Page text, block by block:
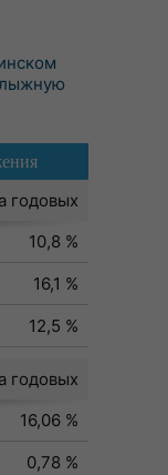
годовых
10,8 %
16,1 %
12,5 %
годовых
16,06 %
0,78 %